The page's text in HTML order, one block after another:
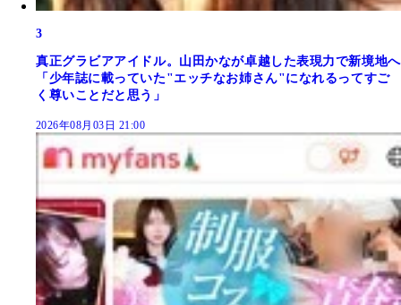
3
真正グラビアアイドル。山田かなが卓越した表現力で新境地へ
「少年誌に載っていた"エッチなお姉さん"になれるってすご
く尊いことだと思う」
2026年08月03日 21:00